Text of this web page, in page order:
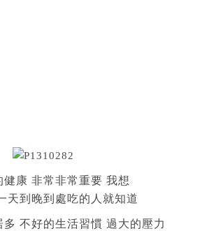
健康 非常非常重要 我想
天到晚到處吃的人就知道
不好的生活習慣 過大的壓力